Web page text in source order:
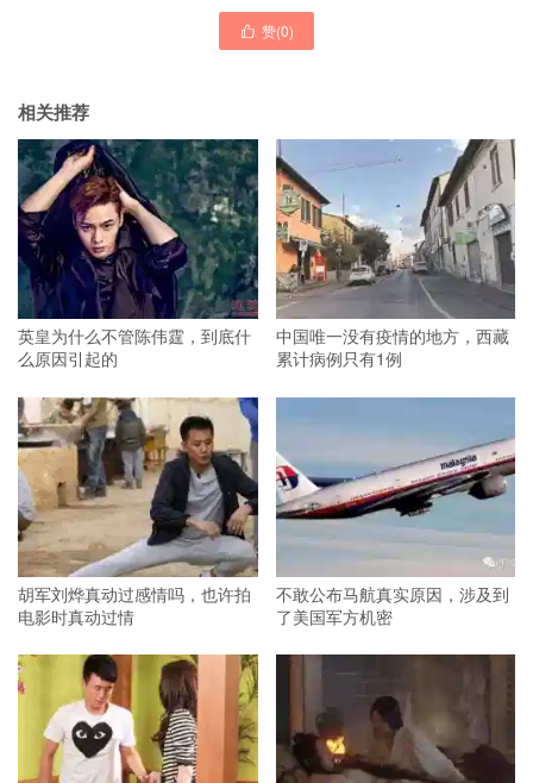
 赞(0)
相关推荐
英皇为什么不管陈伟霆，到底什
么原因引起的
中国唯一没有疫情的地方，西藏
累计病例只有1例
胡军刘烨真动过感情吗，也许拍
电影时真动过情
不敢公布马航真实原因，涉及到
了美国军方机密